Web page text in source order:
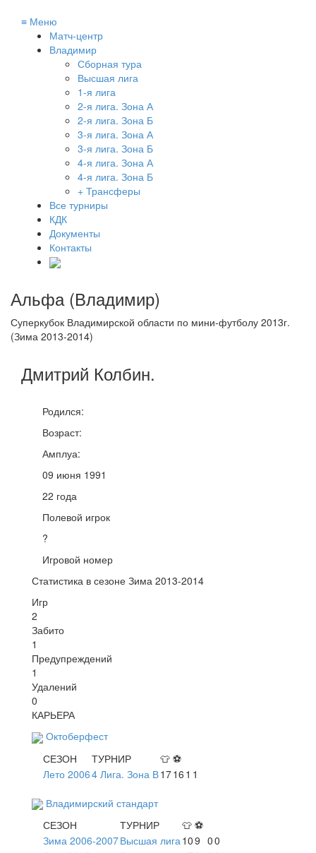
≡ Меню
Матч-центр
Владимир
Сборная тура
Высшая лига
1-я лига
2-я лига. Зона А
2-я лига. Зона Б
3-я лига. Зона А
3-я лига. Зона Б
4-я лига. Зона А
4-я лига. Зона Б
+ Трансферы
Все турниры
КДК
Документы
Контакты
Альфа (Владимир)
Суперкубок Владимирской области по мини-футболу 2013г.
(Зима 2013-2014)
Дмитрий Колбин.
Родился:
Возраст:
Амплуа:
09 июня 1991
22 года
Полевой игрок
?
Игровой номер
Статистика в сезоне Зима 2013-2014
Игр
2
Забито
1
Предупреждений
1
Удалений
0
КАРЬЕРА
Октоберфест
СЕЗОН
ТУРНИР 👕 ⚽
Лето 20064 Лига. Зона В1716 1 1
Владимирский стандарт
СЕЗОН
ТУРНИР 👕 ⚽
Зима 2006-2007Высшая лига 109 00